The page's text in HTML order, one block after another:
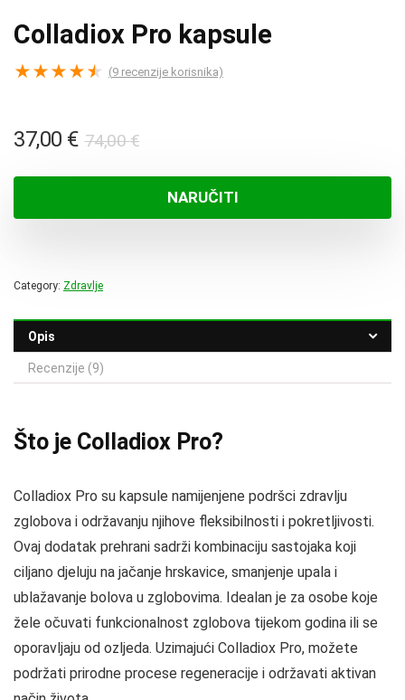
Colladiox Pro kapsule
★★★★★ (9 recenzije korisnika)
74,00€Izvorna
bila
je:
37,00 €
Trenutna
37,00 €.
NARUČITI
Category: Zdravlje
Opis
Recenzije (9)
Što je Colladiox Pro?
Colladiox Pro su kapsule namijenjene podršci zdravlju
zglobova i održavanju njihove fleksibilnosti i pokretljivosti.
Ovaj dodatak prehrani sadrži kombinaciju sastojaka koji
ciljano djeluju na jačanje hrskavice, smanjenje upala i
ublažavanje bolova u zglobovima. Idealan je za osobe koje
žele očuvati funkcionalnost zglobova tijekom godina ili se
oporavljaju od ozljeda. Uzimajući Colladiox Pro, možete
podržati prirodne procese regeneracije i održavati aktivan